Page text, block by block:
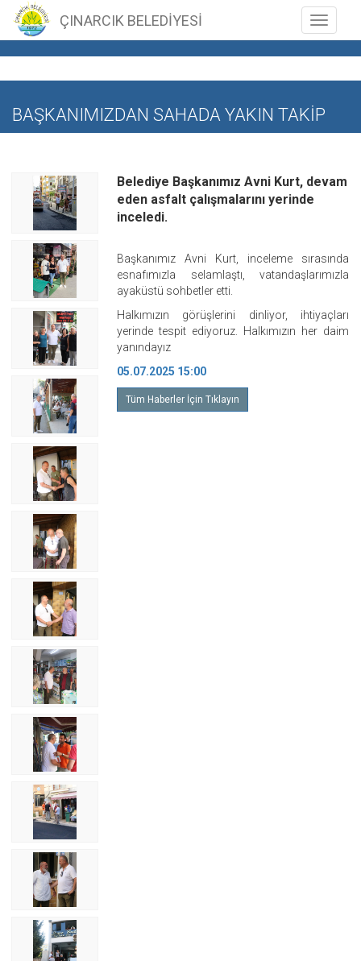
Toggle
ÇINARCIK BELEDİYESİ
BAŞKANIMIZDAN SAHADA YAKIN TAKİP
Belediye Başkanımız Avni Kurt, devam
eden asfalt çalışmalarını yerinde
inceledi.
Başkanımız Avni Kurt, inceleme sırasında
esnafımızla selamlaştı, vatandaşlarımızla
ayaküstü sohbetler etti.
Halkımızın görüşlerini dinliyor, ihtiyaçları
yerinde tespit ediyoruz. Halkımızın her daim
yanındayız
05.07.2025 15:00
Tüm Haberler İçin Tıklayın